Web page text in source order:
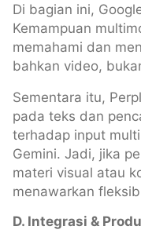
Di bagian ini,
Kemampuan
memahami dan
bahkan video,
Sementara itu,
pada teks dan
terhadap input
Gemini. Jadi, jika
materi visual atau
menawarkan
D. Integrasi &